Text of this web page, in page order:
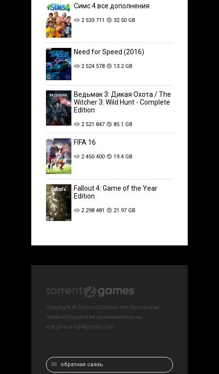
Симс 4 все дополнения
2 533 711 32.50 GB
Need for Speed (2016)
2 524 578 13.2 GB
Ведьмак 3: Дикая Охота / The
Witcher 3: Wild Hunt - Complete
Edition
2 521 847 85.1 GB
FIFA 16
2 450 400 19.4 GB
Fallout 4: Game of the Year
Edition
2 298 481 21.97 GB
Copyright © Torrent2Games.net Претензии
правообладателя принимаются на
anti.piracy.ru[at]gmail.com
обратная связь